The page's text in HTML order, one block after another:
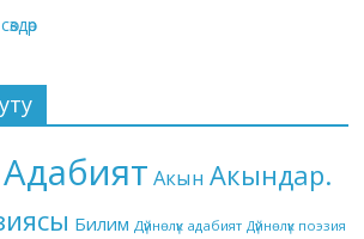
Адабият Акын Акындар.
Билим Дүйнөлүк адабият Дүйнөлүк поэзия